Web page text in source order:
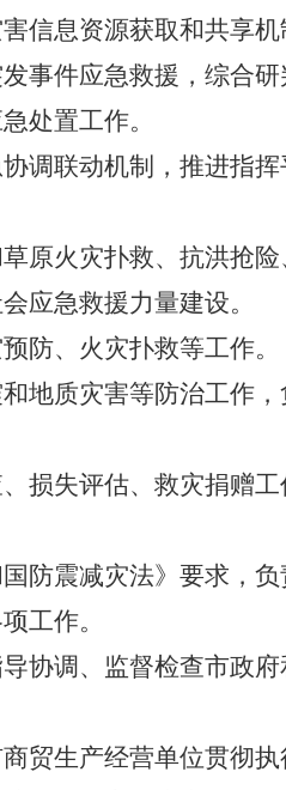
信息资源获取和共享机
件应急救援，综合研
处置工作。
联动机制，推进指挥
火灾扑救、抗洪抢险
应急救援力量建设。
、火灾扑救等工作。
质灾害等防治工作，
失评估、救灾捐赠工
震减灾法》要求，负
工作。
调、监督检查市政府
生产经营单位贯彻执